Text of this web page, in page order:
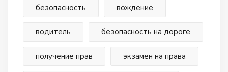
безопасность вождение
водитель безопасность на дороге
получение прав экзамен на права